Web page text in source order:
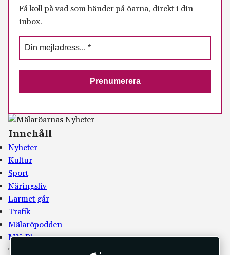
Få koll på vad som händer på öarna, direkt i din
inbox.
Innehåll
Nyheter
Kultur
Sport
Näringsliv
Larmet går
Trafik
Mälaröpodden
MN-Play
Tidningen